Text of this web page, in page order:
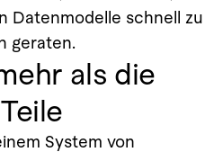
Datenmodelle schnell zu
geraten.
als die
System von